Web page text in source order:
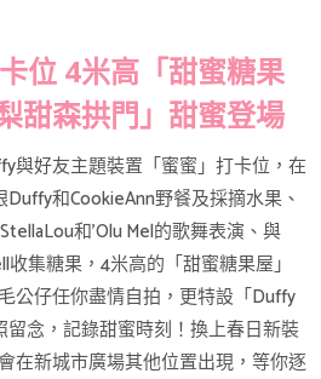
位 4米高「甜蜜糖果
甜森拱門」甜蜜登場
與好友主題裝置「蜜蜜」打卡位，在
Duffy和CookieAnn野餐及採摘水果、
和’Olu Mel的歌舞表演、與
集糖果，4米高的「甜蜜糖果屋」
公仔任你盡情自拍，更特設「Duffy
念，記錄甜蜜時刻！換上春日新裝
在新城市廣場其他位置出現，等你逐